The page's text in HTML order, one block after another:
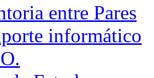
entre Pares
informático